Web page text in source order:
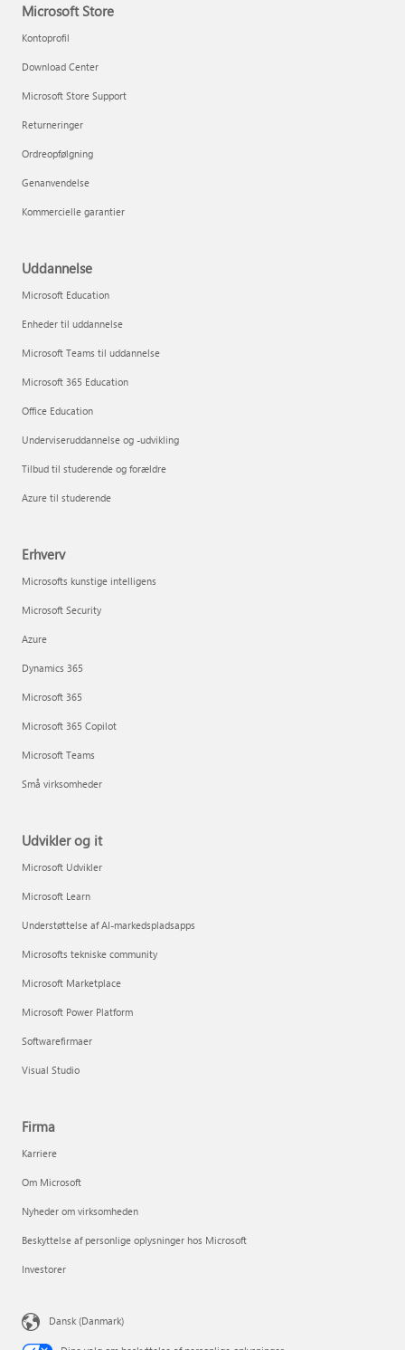
Microsoft Store
Kontoprofil
Download Center
Microsoft Store Support
Returneringer
Ordreopfølgning
Genanvendelse
Kommercielle garantier
Uddannelse
Microsoft Education
Enheder til uddannelse
Microsoft Teams til uddannelse
Microsoft 365 Education
Office Education
Underviseruddannelse og -udvikling
Tilbud til studerende og forældre
Azure til studerende
Erhverv
Microsofts kunstige intelligens
Microsoft Security
Azure
Dynamics 365
Microsoft 365
Microsoft 365 Copilot
Microsoft Teams
Små virksomheder
Udvikler og it
Microsoft Udvikler
Microsoft Learn
Understøttelse af AI-markedspladsapps
Microsofts tekniske community
Microsoft Marketplace
Microsoft Power Platform
Softwarefirmaer
Visual Studio
Firma
Karriere
Om Microsoft
Nyheder om virksomheden
Beskyttelse af personlige oplysninger hos Microsoft
Investorer
Dansk (Danmark)